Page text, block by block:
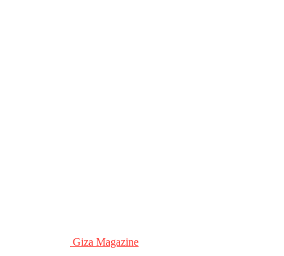
Giza Magazine